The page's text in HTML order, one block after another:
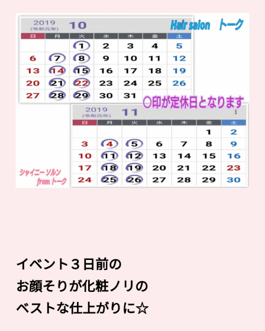
イベント３日前の
お顔そりが化粧ノリの
ベストな仕上がりに☆